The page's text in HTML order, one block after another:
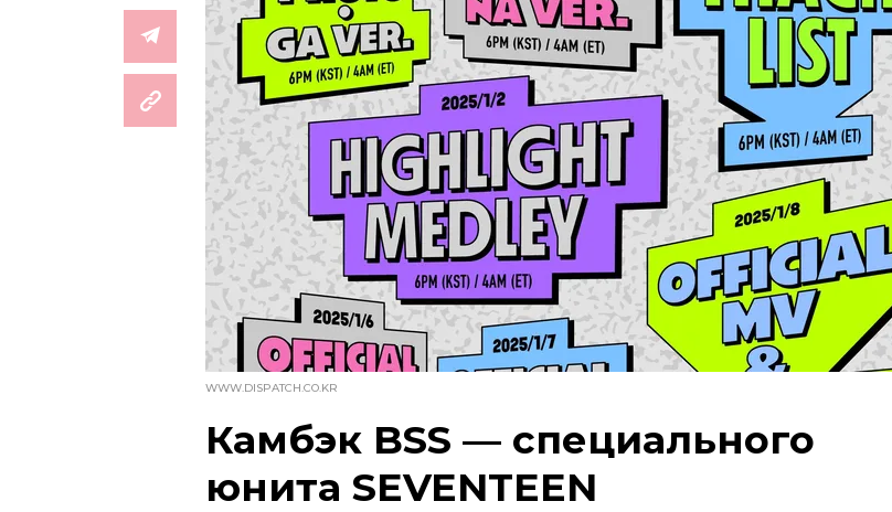
WWW.DISPATCH.CO.KR
Камбэк BSS — специального
юнита SEVENTEEN